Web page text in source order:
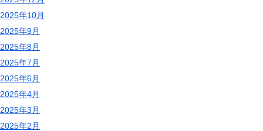
2025年10月
2025年9月
2025年8月
2025年7月
2025年6月
2025年4月
2025年3月
2025年2月